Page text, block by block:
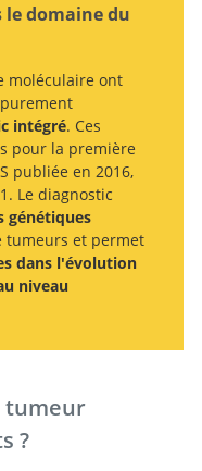
le domaine du
moléculaire ont
intégré. Ces
pour la première
publiée en 2016,
Le diagnostic
génétiques
tumeurs et permet
dans l'évolution
niveau
tumeur
?